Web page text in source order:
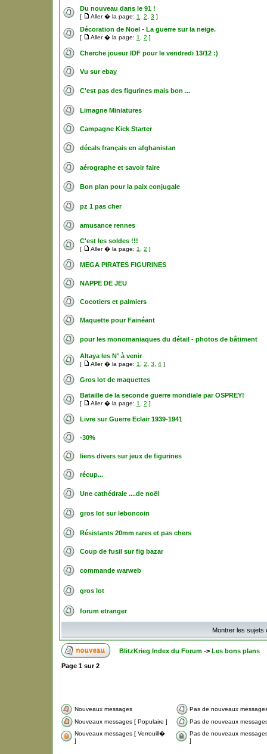
Du nouveau dans le 91 !
[ Aller � la page: 1 2 3 ]
Décoration de Noel - La guerre sur la neige.
[ Aller � la page: 1 2 ]
Cherche joueur IDF pour le vendredi 13/12 :)
Vu sur ebay
C'est pas des figurines mais bon ...
Limagne Miniatures
Campagne Kick Starter
décals français en afghanistan
aérographe et savoir faire
Bon plan pour la paix conjugale
pz 1 pas cher
amusance rennes
C'est les soldes !!!
[ Aller � la page: 1 2 ]
MEGA PIRATES FIGURINES
NAPPE DE JEU
Cocotiers et palmiers
Maquette pour Fainéant
pour les monomaniaques du détail - photos de bâtiment
Altaya les N° à venir
[ Aller � la page: 1 2 3 4 ]
Gros lot de maquettes
Bataille de la seconde guerre mondiale par OSPREY!
[ Aller � la page: 1 2 ]
Livre sur Guerre Eclair 1939-1941
-30%
liens divers sur jeux de figurines
récup...
Une cathédrale ....de noël
gros lot sur leboncoin
Résistants 20mm rares et pas chers
Coup de fusil sur fig bazar
commande warweb
gros lot
forum etranger
Montrer les sujets
BlitzKrieg Index du Forum -> Les bons plans
Page 1 sur2
Nouveaux messages
Pas de nouveaux
Nouveaux messages [ Populaire ]
Pas de nouveaux
Nouveaux messages [ Verrouill�
]
Pas de nouveaux
]